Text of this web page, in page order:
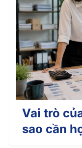
Vai trò
sao cần